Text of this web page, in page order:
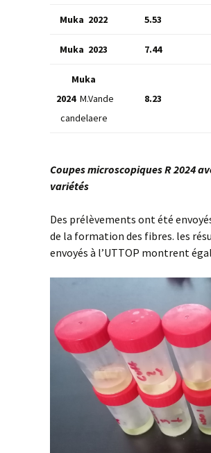
Muka 2022 5.53
Muka 2023 7.44
Muka
2024M.Vande
candelaere
8.23
Coupes microscopiques R 2024
variétés
Des prélèvements ont été
de la formation des fibres. les
envoyés à l’UTTOP montrent